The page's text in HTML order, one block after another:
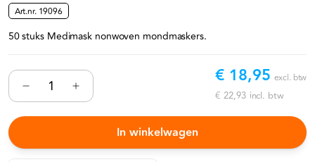
Art.nr. 19096
50 stuks Medimask nonwoven mondmaskers.
€ 18,95 excl. btw
€ 22,93 incl. btw
In winkelwagen